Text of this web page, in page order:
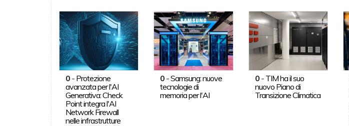
0- Protezione
avanzata per l'AI
Generativa: Check
Point integra l'AI
Network Firewall
nelle infrastrutture
0 -Samsung: nuove
tecnologie di
memoria per l'AI
0- TIM ha il suo
nuovo Piano di
Transizione Climatica